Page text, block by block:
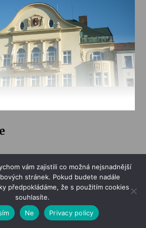
vám zajistili co možná nejsnadnější
stránek. Pokud budete nadále
předpokládáme, že s použitím cookies
souhlasíte.
Ne Privacy policy